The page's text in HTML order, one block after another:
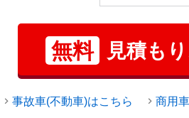
無料 見積も
事故車(不動車)はこちら 商用